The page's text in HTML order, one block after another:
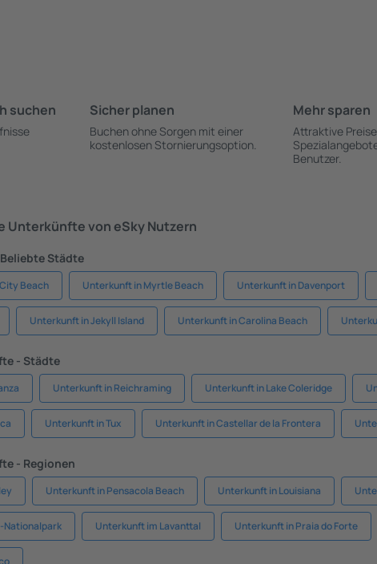
suchen Sicher planen
Buchen ohne Sorgen mit einer
kostenlosen Stornierungsoption.
Mehr sparen
Attraktive
Benutzer.
Unterkünfte von eSky Nutzern
Städte
Beach Unterkunft in Myrtle Beach Unterkunft in Davenport
Unterkunft in Jekyll Island Unterkunft in Carolina Beach
- Städte
Unterkunft in Reichraming Unterkunft in Lake Coleridge
Unterkunft in Tux Unterkunft in Castellar de la Frontera
- Regionen
Unterkunft in Pensacola Beach Unterkunft in Louisiana
Nationalpark Unterkunft im Lavanttal Unterkunft in Praia do Forte